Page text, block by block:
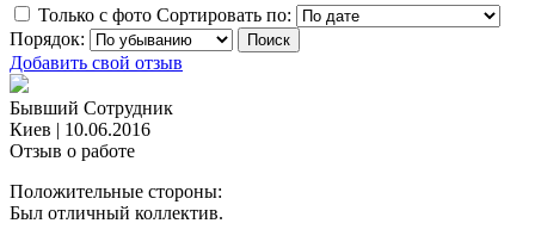
Только с фото Сортировать по:
Порядок:
Добавить свой отзыв
Бывший Сотрудник
Киев | 10.06.2016
Отзыв о работе
Положительные стороны:
Был отличный коллектив.